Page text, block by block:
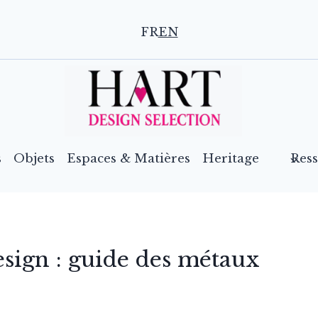
FREN
Objets Espaces & Matières Heritage
: guide des métaux